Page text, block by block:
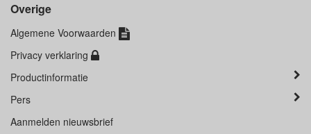
Overige
Algemene Voorwaarden
Privacy verklaring
Productinformatie
Pers
Aanmelden nieuwsbrief